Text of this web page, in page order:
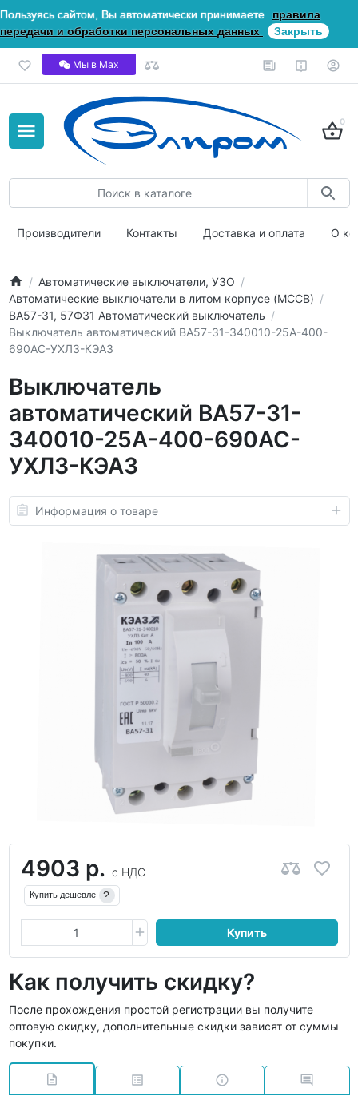
Пользуясь сайтом, Вы автоматически принимаете
правила
передачи и обработки персональных данных
Закрыть
Мы в Мах
0
Производители Контакты Доставка и оплата О
Автоматические выключатели, УЗО
Автоматические выключатели в литом корпусе (MCCB)
ВА57-31, 57Ф31 Автоматический выключатель
Выключатель автоматический ВА57-31-340010-25А-400-
690AC-УХЛ3-КЭАЗ
Выключатель
автоматический ВА57-31-
340010-25А-400-690AC-
УХЛ3-КЭАЗ
Информация о товаре
4903 р. с НДС
Купить дешевле ?
Купить
Как получить скидку?
После прохождения простой регистрации вы получите
оптовую скидку, дополнительные скидки зависят от суммы
покупки.